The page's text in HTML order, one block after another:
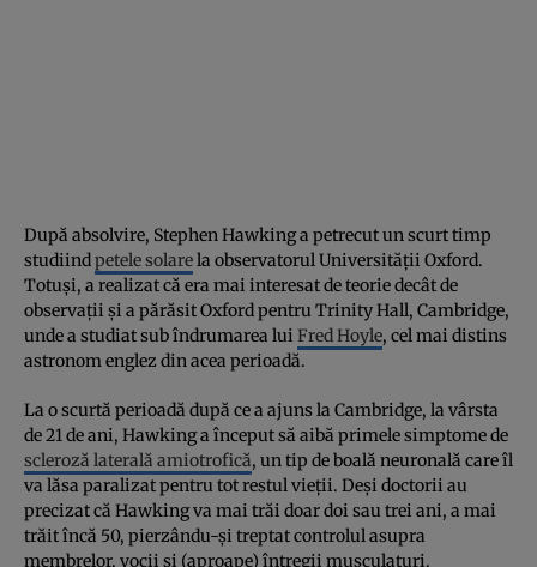
După absolvire, Stephen Hawking a petrecut un scurt timp
studiindpetele solarela observatorul Universităţii Oxford.
Totuşi, a realizat că era mai interesat de teorie decât de
observaţii şi a părăsit Oxford pentru Trinity Hall, Cambridge,
unde a studiat sub îndrumarea lui Fred Hoyle, cel mai distins
astronom englez din acea perioadă.
La o scurtă perioadă după ce a ajuns la Cambridge, la vârsta
de 21 de ani, Hawking a început să aibă primele simptome de
scleroză laterală amiotrofică, un tip de boală neuronală care îl
va lăsa paralizat pentru tot restul vieţii. Deşi doctorii au
precizat că Hawking va mai trăi doar doi sau trei ani, a mai
trăit încă 50, pierzându-şi treptat controlul asupra
membrelor, vocii şi (aproape) întregii musculaturi.